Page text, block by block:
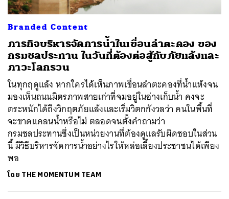
Branded Content
ภารกิจบริหารจัดการน้ำในเขื่อนลำตะคอง ของ
กรมชลประทาน ในวันที่ต้องต่อสู้กับภัยแล้งและ
ภาวะโลกรวน
ในทุกฤดูแล้ง หากใครได้เห็นภาพเขื่อนลำตะคองที่น้ำแห้งจน
มองเห็นถนนมิตรภาพสายเก่าที่จมอยู่ในอ่างเก็บน้ำ คงจะ
ตระหนักได้ถึงวิกฤตภัยแล้งและเริ่มวิตกกังวลว่า คนในพื้นที่
จะขาดแคลนน้ำหรือไม่ ตลอดจนตั้งคำถามว่า
กรมชลประทานซึ่งเป็นหน่วยงานที่ต้องดูแลรับผิดชอบในส่วน
นี้ มีวิธีบริหารจัดการน้ำอย่างไรให้หล่อเลี้ยงประชาชนได้เพียง
พอ
โดย THE MOMENTUM TEAM
ค้นหา
TWEET LINE